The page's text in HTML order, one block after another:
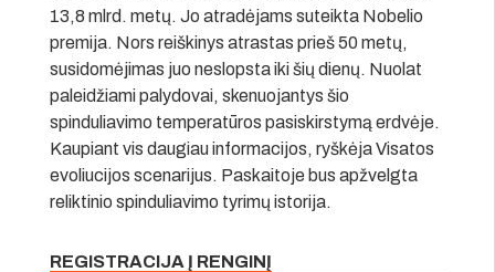
13,8 mlrd. metų. Jo atradėjams suteikta Nobelio
premija. Nors reiškinys atrastas prieš 50 metų,
susidomėjimas juo neslopsta iki šių dienų. Nuolat
paleidžiami palydovai, skenuojantys šio
spinduliavimo temperatūros pasiskirstymą erdvėje.
Kaupiant vis daugiau informacijos, ryškėja Visatos
evoliucijos scenarijus. Paskaitoje bus apžvelgta
reliktinio spinduliavimo tyrimų istorija.
REGISTRACIJA Į RENGINĮ